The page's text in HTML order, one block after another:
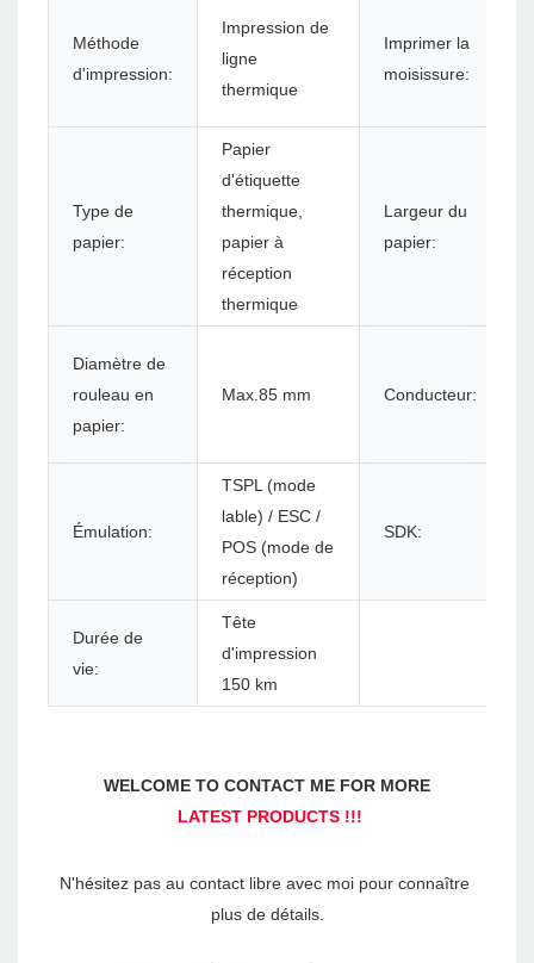
Méthode
d'impression:
Impression de
ligne
thermique
Imprimer la
moisissure:
Type de
papier:
Papier
d'étiquette
thermique,
papier à
réception
thermique
Largeur du
papier:
Diamètre de
rouleau en
papier:
Max.85 mm Conducteur:
Émulation:
TSPL (mode
lable) / ESC /
POS (mode de
réception)
SDK:
Durée de
vie:
Tête
d'impression
150 km
N'hésitez pas au contact libre avec moi pour connaître